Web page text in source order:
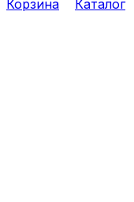
Корзина Каталог